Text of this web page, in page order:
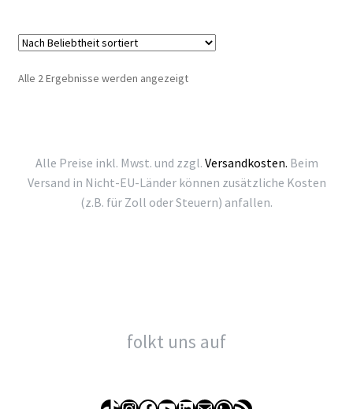
Alle 2 Ergebnisse werden angezeigtNach
Alle Preise inkl. Mwst. und zzgl. Versandkosten. Beim
Versand in Nicht-EU-Länder können zusätzliche Kosten
(z.B. für Zoll oder Steuern) anfallen.
folkt uns auf